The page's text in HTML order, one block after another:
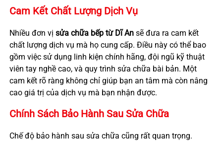
Cam Kết Chất Lượng Dịch Vụ
Nhiều đơn vị sửa chữa bếp từ Dĩ Ansẽ đưa ra cam kết
chất lượng dịch vụ mà họ cung cấp. Điều này có thể bao
gồm việc sử dụng linh kiện chính hãng, đội ngũ kỹ thuật
viên tay nghề cao, và quy trình sửa chữa bài bản. Một
cam kết rõ ràng không chỉ giúp bạn an tâm mà còn nâng
cao giá trị của dịch vụ mà bạn nhận được.
Chính Sách Bảo Hành Sau Sửa Chữa
Chế độ bảo hành sau sửa chữa cũng rất quan trọng.